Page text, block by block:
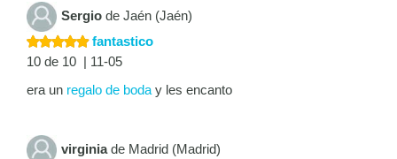
Sergio de Jaén (Jaén)
fantastico
10 de 10 | 11-05
era un regalo de boda y les encanto
virginiade Madrid (Madrid)